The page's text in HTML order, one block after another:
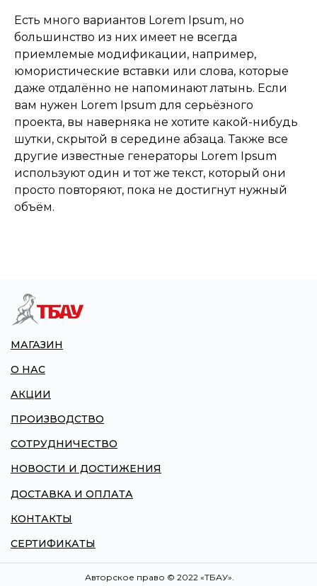
Есть много вариантов Lorem Ipsum, но
большинство из них имеет не всегда
приемлемые модификации, например,
юмористические вставки или слова, которые
даже отдалённо не напоминают латынь. Если
вам нужен Lorem Ipsum для серьёзного
проекта, вы наверняка не хотите какой-нибудь
шутки, скрытой в середине абзаца. Также все
другие известные генераторы Lorem Ipsum
используют один и тот же текст, который они
просто повторяют, пока не достигнут нужный
объём.
ПРОИЗВОДСТВО
О НАС
МАГАЗИН
АКЦИИ
СОТРУДНИЧЕСТВО
НОВОСТИ И ДОСТИЖЕНИЯ
КОНТАКТЫ
ДОСТАВКА И ОПЛАТА
СЕРТИФИКАТЫ
Авторское право © 2022 «ТБАУ».